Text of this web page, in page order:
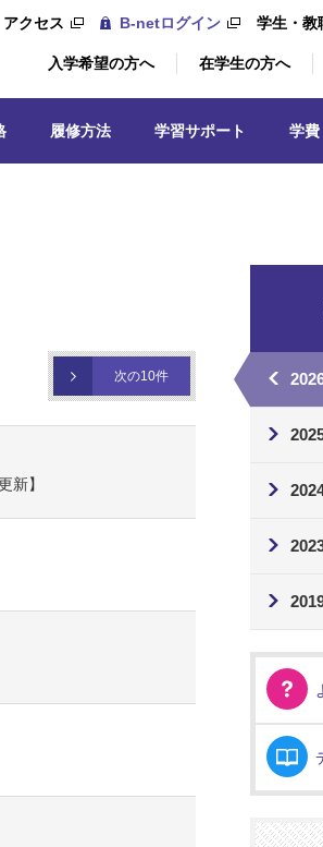
入学希望の方へ 在学生の方へ
アクセス B-netログイン 学生・教
履修方法 学習サポート 学費
次の10件
新】